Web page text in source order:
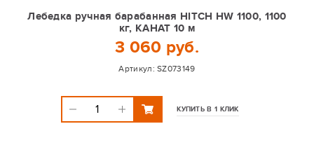
Лебедка ручная барабанная HITCH HW 1100, 1100
кг, КАНАТ 10 м
3 060 руб.
Артикул:SZ073149
КУПИТЬ В 1 КЛИК